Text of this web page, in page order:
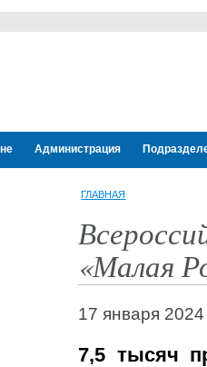
Администрация
ГЛАВНАЯ
«Малая
17 января 2024
7,5 тысяч